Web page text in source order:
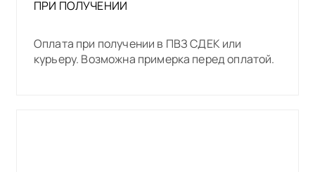
ПРИ ПОЛУЧЕНИИ
Оплата при получении в ПВЗ СДЕК или
курьеру. Возможна примерка перед оплатой.